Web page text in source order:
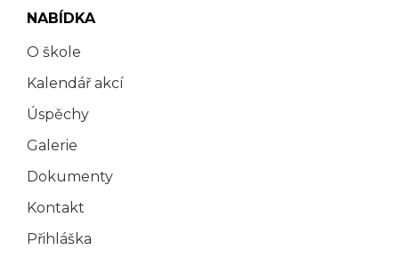
NABÍDKA
O škole
Kalendář akcí
Úspěchy
Galerie
Dokumenty
Kontakt
Přihláška